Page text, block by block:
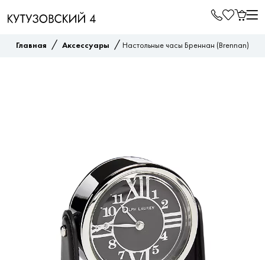
Главная / Аксессуары / Настольные часы Бреннан (Brennan)